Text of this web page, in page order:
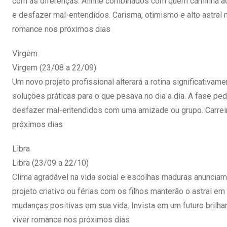
e desfazer mal-entendidos. Carisma, otimismo e alto astral
romance nos próximos dias
Virgem
Virgem (23/08 a 22/09)
Um novo projeto profissional alterará a rotina
soluções práticas para o que pesava no dia a dia. A fase
desfazer mal-entendidos com uma amizade ou grupo.
próximos dias
Libra
Libra (23/09 a 22/10)
Clima agradável na vida social e escolhas maduras
projeto criativo ou férias com os filhos manterão o astral
mudanças positivas em sua vida. Invista em um futuro
viver romance nos próximos dias